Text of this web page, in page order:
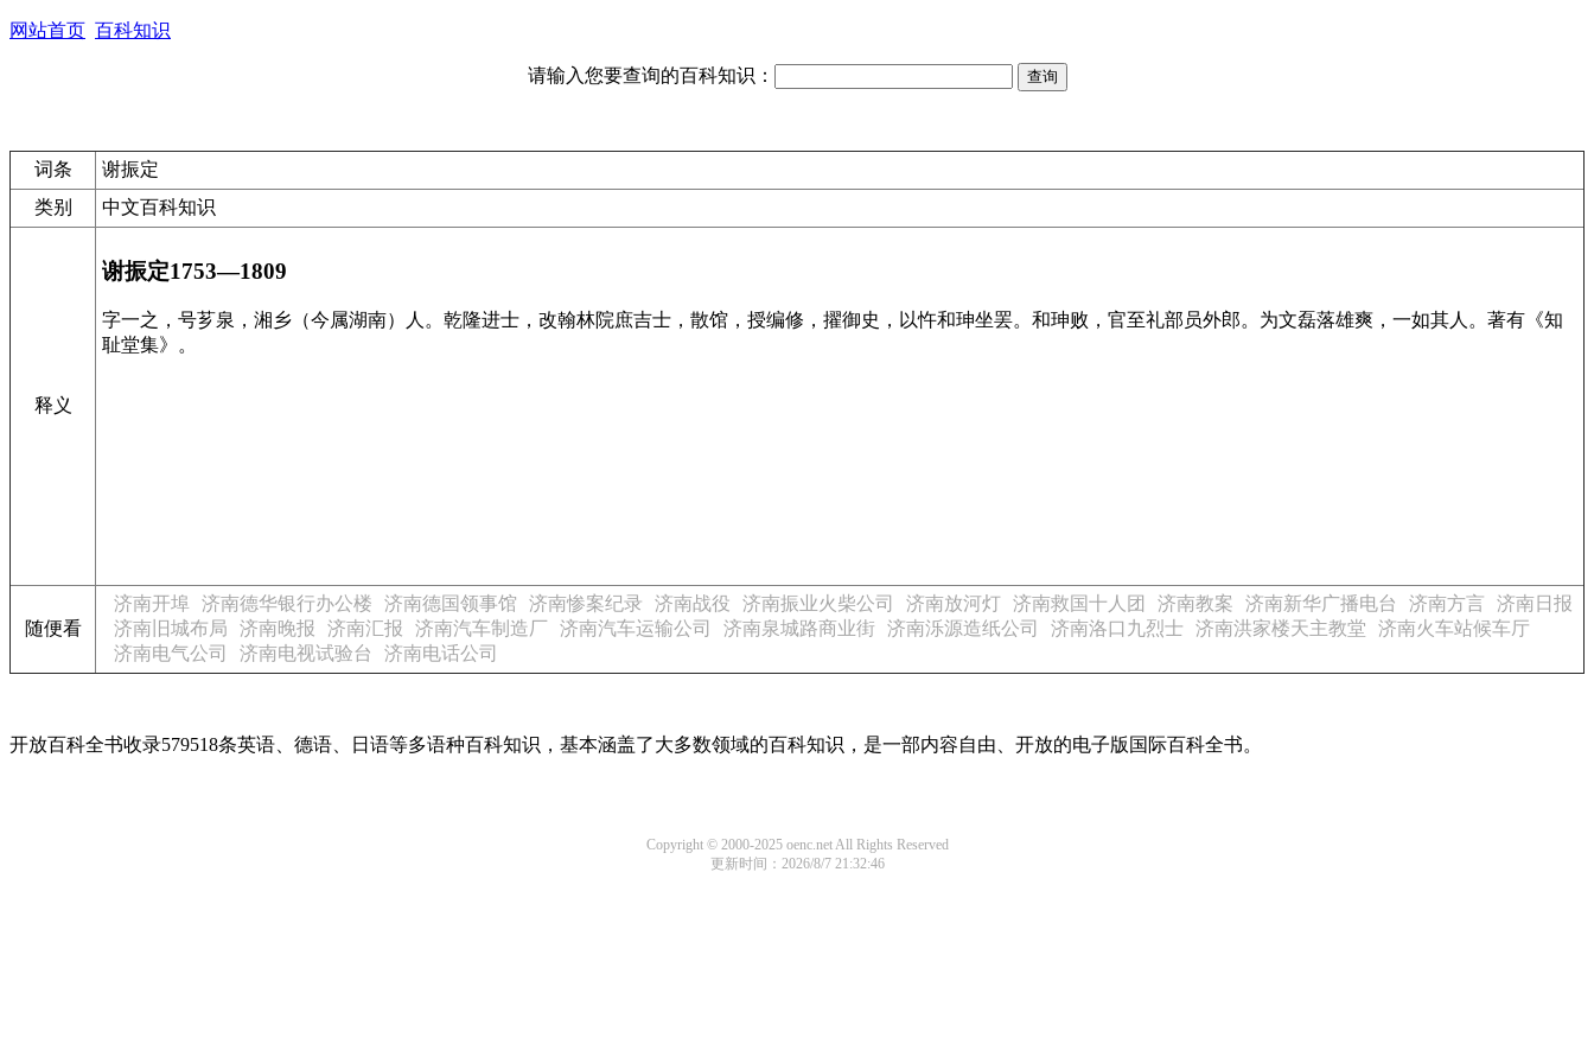
网站首页 百科知识
请输入您要查询的百科知识：
词条
谢振定
类别
中文百科知识
释义
谢振定1753—1809
字一之，号芗泉，湘乡（今属湖南）人。乾隆进士，改翰林院庶吉士，散馆，授编修，擢御史，以忤和珅坐罢。和珅败，官至礼部员外郎。为文磊落雄爽，一如其人。著有《知
耻堂集》。
随便看
济南开埠 济南德华银行办公楼 济南德国领事馆 济南惨案纪录 济南战役 济南振业火柴公司 济南放河灯 济南救国十人团 济南教案 济南新华广播电台 济南方言
济南日报
济南旧城布局
济南晚报 济南汇报 济南汽车制造厂 济南汽车运输公司 济南泉城路商业街 济南泺源造纸公司 济南洛口九烈士 济南洪家楼天主教堂
济南火车站候车厅
济南电气公司
济南电视试验台 济南电话公司
开放百科全书收录579518条英语、德语、日语等多语种百科知识，基本涵盖了大多数领域的百科知识，是一部内容自由、开放的电子版国际百科全书。
Copyright © 2000-2025 oenc.net All Rights Reserved
更新时间：2026/8/7 21:32:46